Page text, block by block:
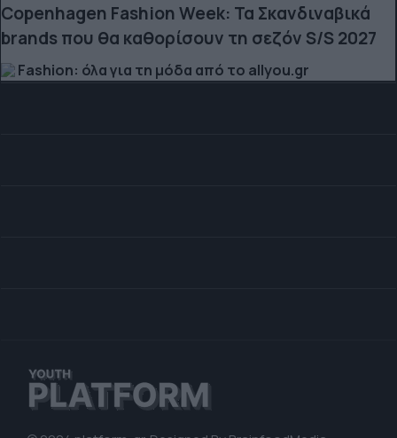
Copenhagen Fashion Week: Τα Σκανδιναβικά
brands που θα καθορίσουν τη σεζόν S/S 2027
Fashion: όλα για τη μόδα από το allyou.gr